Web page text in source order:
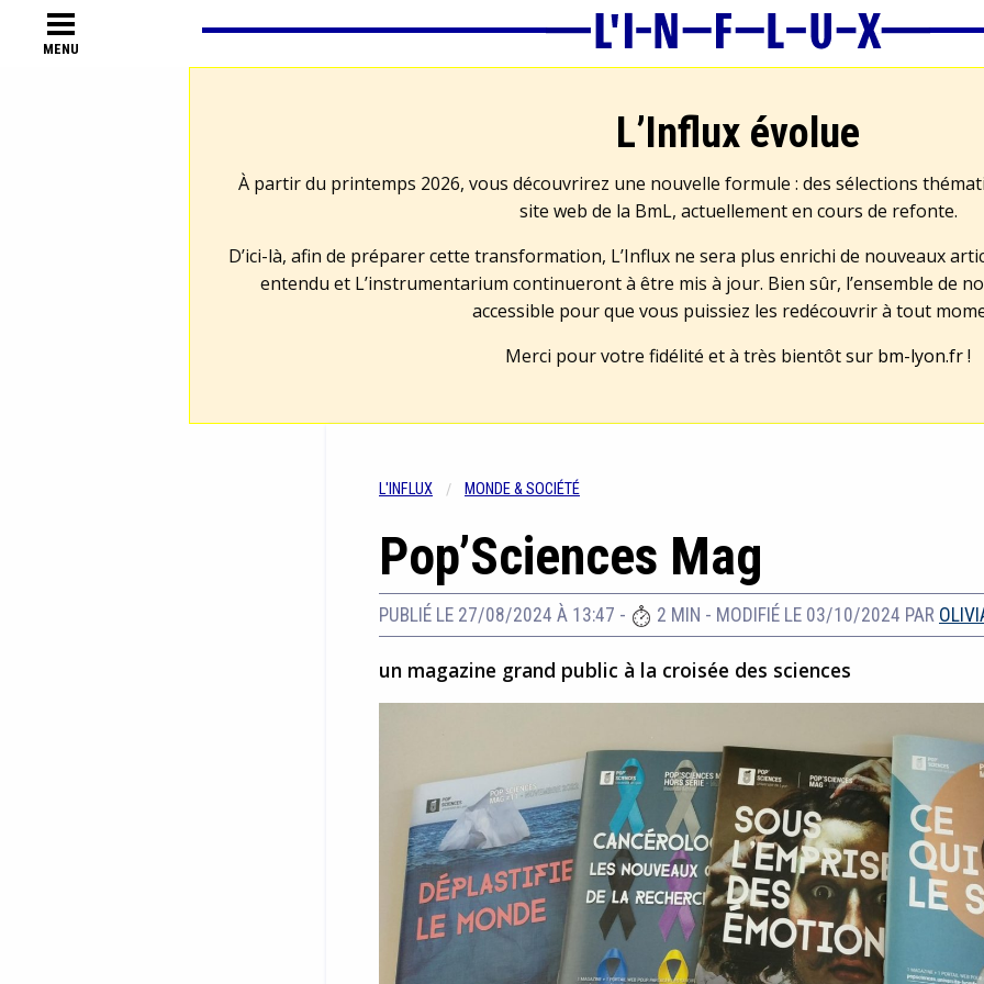
MENU
L’Influx évolue
À partir du printemps 2026, vous découvrirez une nouvelle formule : des sélections
site web de la BmL, actuellement en cours de refonte.
D’ici-là, afin de préparer cette transformation, L’Influx ne sera plus enrichi de nouveaux
entendu et L’instrumentarium continueront à être mis à jour. Bien sûr, l’ensemble de
accessible pour que vous puissiez les redécouvrir à tout
Merci pour votre fidélité et à très bientôt sur bm-lyon.fr!
L'INFLUX MONDE & SOCIÉTÉ
Pop’Sciences Mag
PUBLIÉ LE 27/08/2024 À 13:47 - 2 MIN - MODIFIÉ LE 03/10/2024 PAR
un magazine grand public à la croisée des sciences